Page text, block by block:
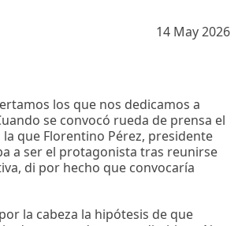
14 May 2026
los que nos dedicamos a
se convocó rueda de prensa el
que Florentino Pérez, presidente
a ser el protagonista tras reunirse
di por hecho que convocaría
la cabeza la hipótesis de que